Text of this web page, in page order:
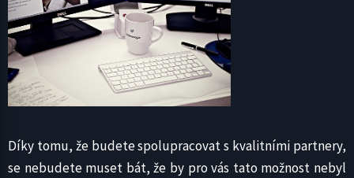
Díky tomu, že budete spolupracovat s kvalitními partnery,
se nebudete muset bát, že by pro vás tato možnost nebyl